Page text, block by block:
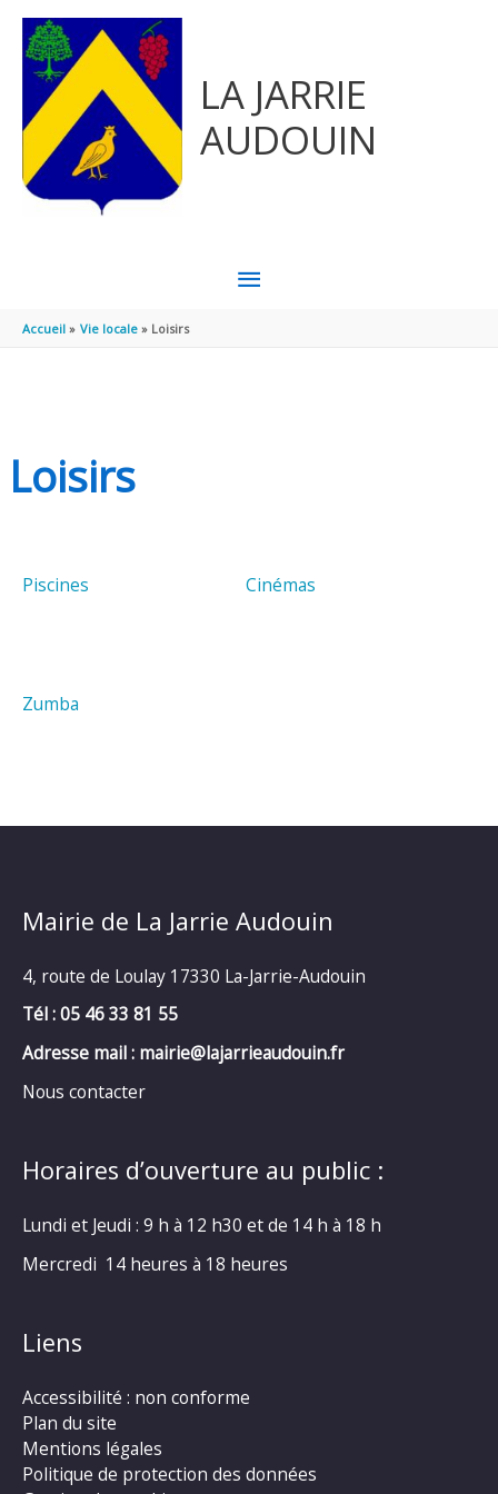
LA JARRIE
AUDOUIN
MENU
Accueil Vie locale Loisirs
Loisirs
Piscines Cinémas
Zumba
Mairie de La Jarrie Audouin
4, route de Loulay 17330 La-Jarrie-Audouin
Tél : 05 46 33 81 55
Adresse mail : mairie@lajarrieaudouin.fr
Nous contacter
Horaires d’ouverture au public :
Lundi et Jeudi : 9 h à 12 h30 et de 14 h à 18 h
Mercredi 14 heures à 18 heures
Liens
Accessibilité : non conforme
Plan du site
Mentions légales
Politique de protection des données